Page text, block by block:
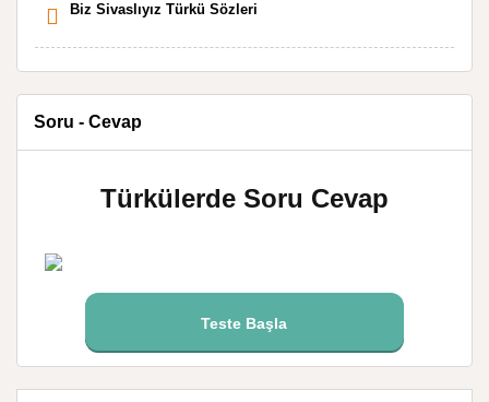
Biz Sivaslıyız Türkü Sözleri
Soru - Cevap
Türkülerde Soru Cevap
Teste Başla